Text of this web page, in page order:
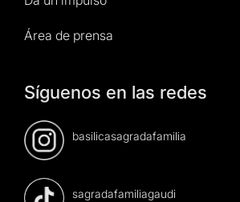
Área de prensa
Síguenos en las redes
basilicasagradafamilia
sagradafamiliagaudi